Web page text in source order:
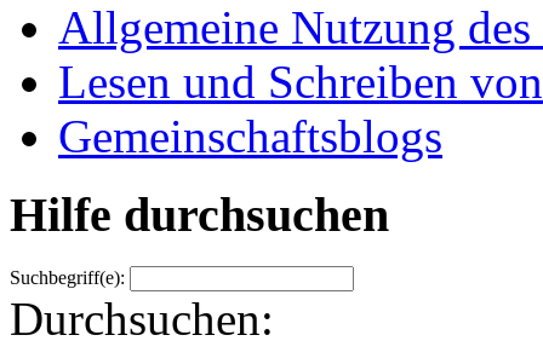
Allgemeine Nutzung
Lesen und Schreiben
Gemeinschaftsblogs
Hilfe durchsuchen
Suchbegriff(e):
Durchsuchen: